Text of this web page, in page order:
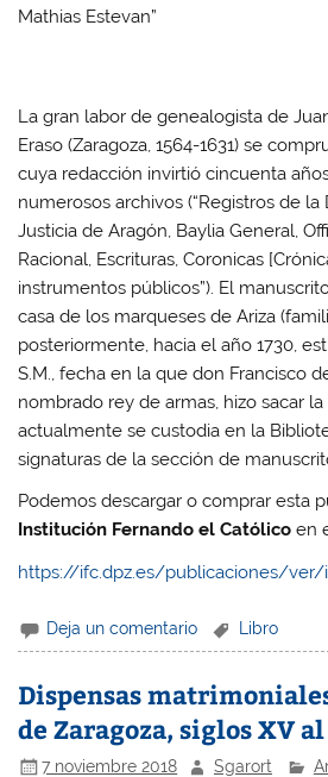
Mathias Estevan”
La gran labor de genealogista de
Eraso (Zaragoza, 1564-1631) se
cuya redacción invirtió cincuenta
numerosos archivos (“Registros de
Justicia de Aragón, Baylia General,
Racional, Escrituras, Coronicas
instrumentos públicos”). El
casa de los marqueses de Ariza
posteriormente, hacia el año 1730,
S.M., fecha en la que don Francisco
nombrado rey de armas, hizo sacar
actualmente se custodia en la
signaturas de la sección de
Podemos descargar o comprar esta
Institución Fernando el Católico en
https://ifc.dpz.es/publicaciones/
Deja un comentario Libro
Dispensas
de Zaragoza, siglos XV
7 noviembre 2018 Sgarort